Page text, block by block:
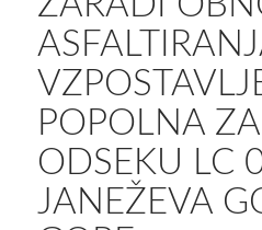
POPOLNA
ODSEKU LC
JANEŽEVA